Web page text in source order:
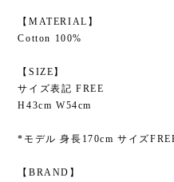
【MATERIAL】
Cotton 100%
【SIZE】
サイズ表記 FREE
H43cm W54cm
*モデル 身長170cm サイズ
【BRAND】